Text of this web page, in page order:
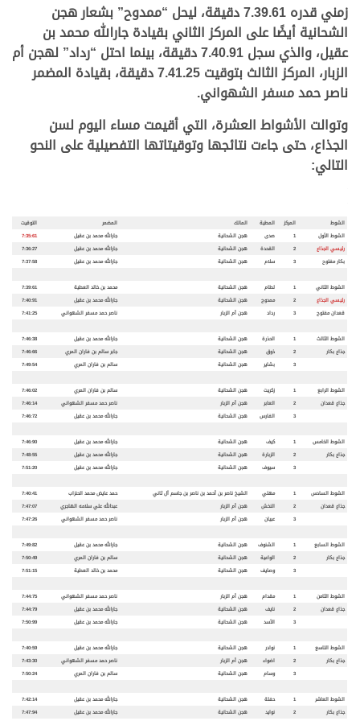
زمني قدره 7.39.61 دقيقة، ليحل “ممدوح” بشعار هجن
الشحانية أيضًا على المركز الثاني بقيادة جارالله محمد بن
عقيل، والذي سجل 7.40.91 دقيقة، بينما احتل “رداد” لهجن أم
الزبار، المركز الثالث بتوقيت 7.41.25 دقيقة، بقيادة المضمر
ناصر حمد مسفر الشهواني.
وتوالت الأشواط العشرة، التي أقيمت مساء اليوم لسن
الجذاع، حتى جاءت نتائجها وتوقيتاتها التفصيلية على النحو
التالي:
الشوط المركز المطية المالك المضمر
التوقيت
الشوط الأول
1 صدى هجن الشحانية جارالله محمد بن عقيل
7:35:61
رئيسي الجذاع
2 القحدة هجن الشحانية جارالله محمد بن عقيل
7:36:27
بكار مفتوح
3 سلام هجن الشحانية جارالله محمد بن عقيل 7:37:58
الشوط الثاني 1 لطام هجن الشحانية محمد بن خالد العطية
7:39:61
رئيسي الجذاع
2 ممدوح هجن الشحانية جارالله محمد بن عقيل
7:40:91
قعدان مفتوح
3 رداد هجن أم الزبار ناصر حمد مسفر الشهواني 7:41:25
الشوط الثالث 1 الحذرة هجن الشحانية جارالله محمد بن عقيل
7:46:38
جذاع بكار
2 ذوق هجن الشحانية جابر سالم بن فاران المري
7:46:66
3
بشاير هجن الشحانية سالم بن فاران المري 7:49:54
الشوط الرابع 1 زكريت هجن الشحانية سالم بن فاران المري
7:46:02
جذاع قعدان
2 العابر هجن أم الزبار ناصر حمد مسفر الشهواني
7:46:14
3
الفارس هجن الشحانية جارالله محمد بن عقيل 7:46:72
الشوط الخامس 1 كيف هجن الشحانية جارالله محمد بن عقيل
7:46:90
جذاع بكار
2 الزبارة هجن الشحانية جارالله محمد بن عقيل
7:48:55
3
سيوف هجن الشحانية جارالله محمد بن عقيل 7:51:20
الشوط السادس 1 مهلي الشيخ ناصر بن أحمد بن ناصر بن جاسم آل ثاني حمد عايض محمد الحنزاب
7:40:41
جذاع قعدان
2 النخش هجن أم الزبار عبدالله علي سلامه الهاجري
7:47:07
3
عبيان هجن أم الزبار ناصر حمد مسفر الشهواني 7:47:26
الشوط السابع 1 الشنوف هجن الشحانية جارالله محمد بن عقيل
7:49:82
جذاع بكار
2 الواعية هجن الشحانية سالم بن فاران المري
7:50:49
3
وصايف هجن الشحانية محمد بن خالد العطية 7:51:15
الشوط الثامن 1 مقدام هجن أم الزبار ناصر حمد مسفر الشهواني
7:44:75
جذاع قعدان
2 نايف هجن الشحانية جارالله محمد بن عقيل
7:44:79
3
الأسد هجن الشحانية جارالله محمد بن عقيل 7:50:99
الشوط التاسع 1 نوادر هجن الشحانية جارالله محمد بن عقيل
7:40:59
جذاع بكار
2 اضواء هجن أم الزبار ناصر حمد مسفر الشهواني
7:43:30
3
وسام هجن الشحانية سالم بن فاران المري 7:50:24
الشوط العاشر 1 حفلة هجن الشحانية جارالله محمد بن عقيل
7:42:14
جذاع بكار
2 نوايد هجن الشحانية جارالله محمد بن عقيل
7:47:94